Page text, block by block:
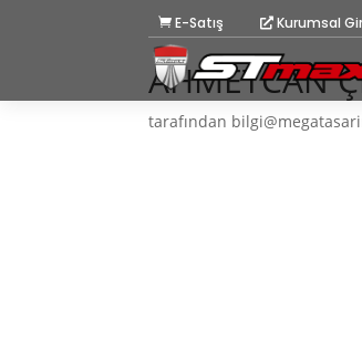
E-Satış Kurumsal
AHMETCAN
tarafından